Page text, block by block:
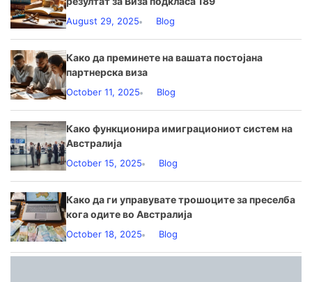
August 29, 2025 Blog
Како да преминете на вашата постојана
партнерска виза
October 11, 2025 Blog
Како функционира имиграциониот систем на
Австралија
October 15, 2025 Blog
Како да ги управувате трошоците за преселба
кога одите во Австралија
October 18, 2025 Blog